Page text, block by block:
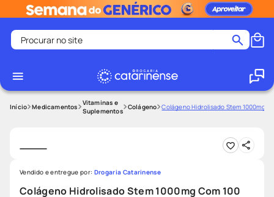
Procurar no site
1
2 º
medley
Medicamentos
Vitaminas e
Suplementos Colágeno Colágeno Hidrolisado Stem 1000mg
Colágeno Hidrolisado Stem 1000mg Com 100
Vendido e entregue por: Drogaria Catarinense